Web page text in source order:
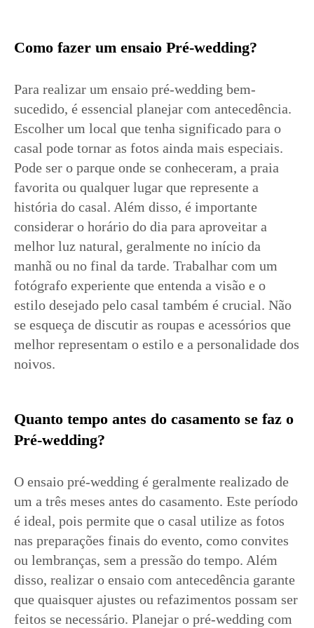
Como fazer um ensaio Pré-wedding?
Para realizar um ensaio pré-wedding bem-
sucedido, é essencial planejar com antecedência.
Escolher um local que tenha significado para o
casal pode tornar as fotos ainda mais especiais.
Pode ser o parque onde se conheceram, a praia
favorita ou qualquer lugar que represente a
história do casal. Além disso, é importante
considerar o horário do dia para aproveitar a
melhor luz natural, geralmente no início da
manhã ou no final da tarde. Trabalhar com um
fotógrafo experiente que entenda a visão e o
estilo desejado pelo casal também é crucial. Não
se esqueça de discutir as roupas e acessórios que
melhor representam o estilo e a personalidade dos
noivos.
Quanto tempo antes do casamento se faz o
Pré-wedding?
O ensaio pré-wedding é geralmente realizado de
um a três meses antes do casamento. Este período
é ideal, pois permite que o casal utilize as fotos
nas preparações finais do evento, como convites
ou lembranças, sem a pressão do tempo. Além
disso, realizar o ensaio com antecedência garante
que quaisquer ajustes ou refazimentos possam ser
feitos se necessário. Planejar o pré-wedding com